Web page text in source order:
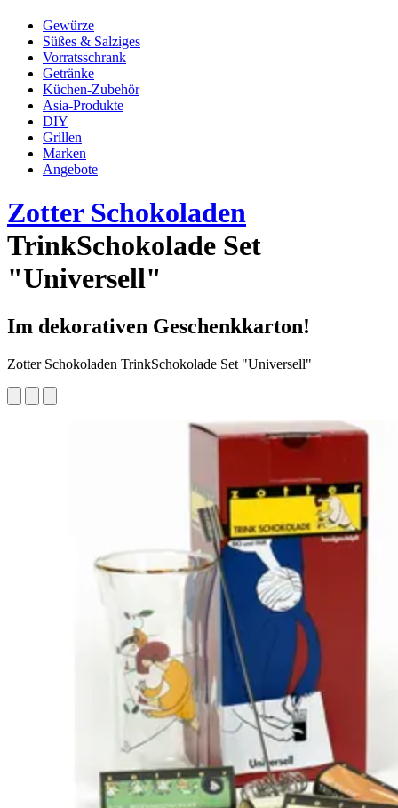
Gewürze
Süßes & Salziges
Vorratsschrank
Getränke
Küchen-Zubehör
Asia-Produkte
DIY
Grillen
Marken
Angebote
Zotter Schokoladen
TrinkSchokolade Set
"Universell"
Im dekorativen Geschenkkarton!
Zotter Schokoladen TrinkSchokolade Set "Universell"